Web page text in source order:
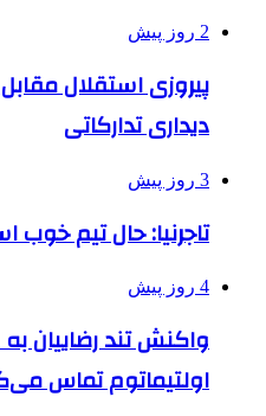
2 روز پیش
پیروزی استقلال
دیداری تدارکاتی
3 روز پیش
تاجرنیا: حال تیم خوب
4 روز پیش
واکنش تند رضاییان
اولتیماتوم تماس